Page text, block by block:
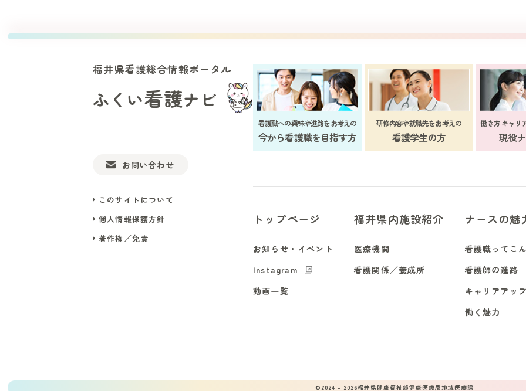
福井県看護総合情報ポータル
ふくい看護ナビ
お問い合わせ
このサイトについて
個人情報保護方針
著作権／免責
看護職への興味や進路をお考えの
今から看護職を目指す方
研修内容や就職先をお考えの
看護学生の方
働き方 キャリ
現役
トップページ
お知らせ・イベント
Instagram
動画一覧
福井県内施設紹介
医療機関
看護関係／養成所
ナースの魅
看護職ってこ
看護師の進路
キャリアアッ
働く魅力
©2024 - 2026福井県健康福祉部健康医療局地域医療課